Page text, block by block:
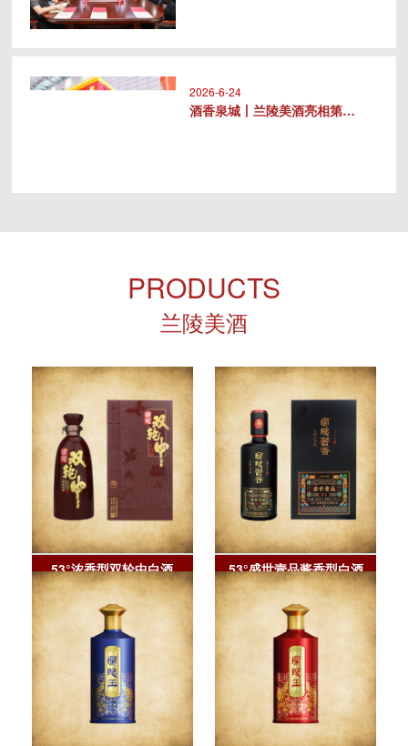
2026-6-24
酒香泉城丨兰陵美酒亮相第十届中华..
PRODUCTS
兰陵美酒
53°浓香型双轮中白酒 53°盛世壹品酱香型白酒